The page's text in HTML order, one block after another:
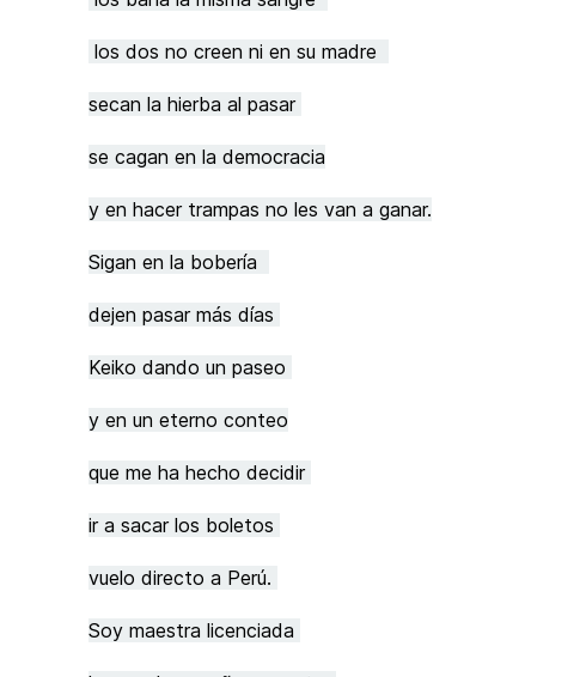
los dos no creen ni en su madre
secan la hierba al pasar
se cagan en la democracia
y en hacer trampas no les van a ganar.
Sigan en la bobería
dejen pasar más días
Keiko dando un paseo
y en un eterno conteo
que me ha hecho decidir
ir a sacar los boletos
vuelo directo a Perú.
Soy maestra licenciada